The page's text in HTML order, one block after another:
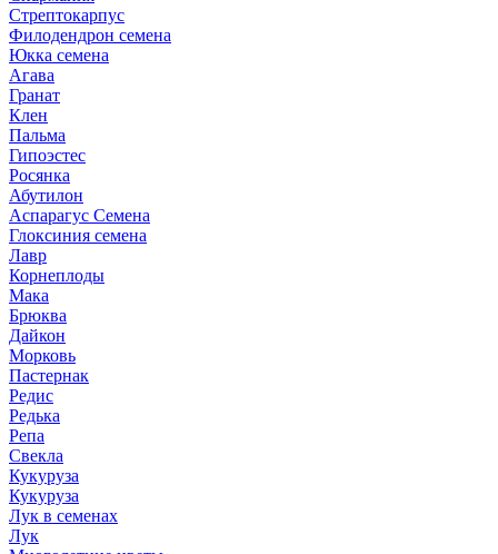
Стрептокарпус
Филодендрон семена
Юкка семена
Агава
Гранат
Клен
Пальма
Гипоэстес
Росянка
Абутилон
Аспарагус Семена
Глоксиния семена
Лавр
Корнеплоды
Мака
Брюква
Дайкон
Морковь
Пастернак
Редис
Редька
Репа
Свекла
Кукуруза
Кукуруза
Лук в семенах
Лук